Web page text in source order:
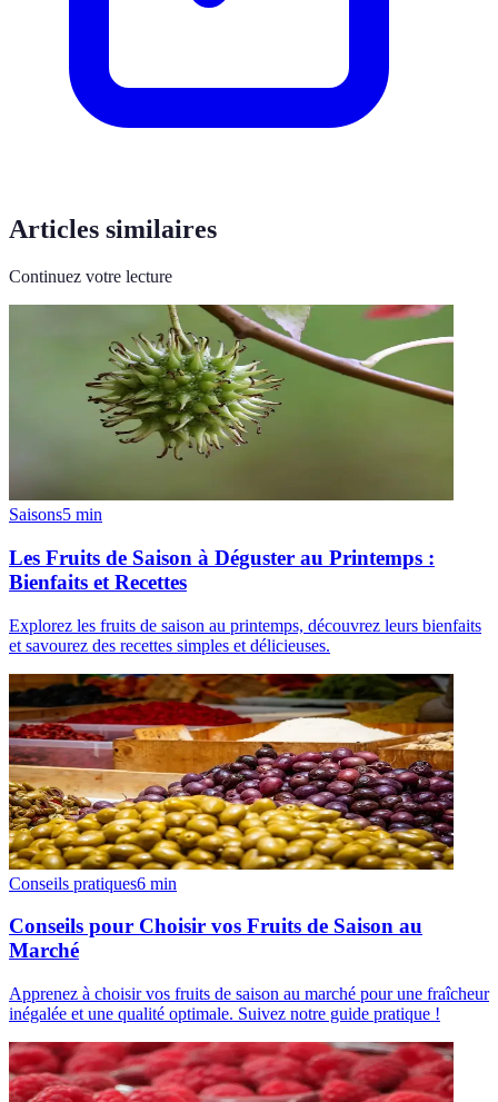
Articles similaires
Continuez votre lecture
Saisons5 min
Les Fruits de Saison à Déguster au Printemps :
Bienfaits et Recettes
Explorez les fruits de saison au printemps, découvrez leurs bienfaits
et savourez des recettes simples et délicieuses.
Conseils pratiques6 min
Conseils pour Choisir vos Fruits de Saison au
Marché
Apprenez à choisir vos fruits de saison au marché pour une fraîcheur
inégalée et une qualité optimale. Suivez notre guide pratique !